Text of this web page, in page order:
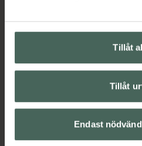
Tillåt
Tillåt
Endast